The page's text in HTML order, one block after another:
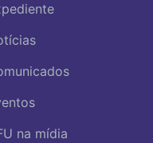
na mídia